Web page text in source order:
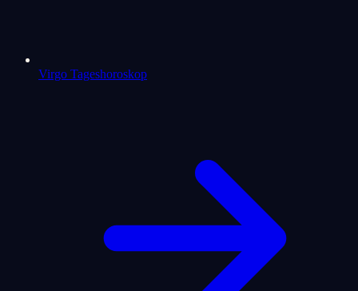
Virgo Tageshoroskop